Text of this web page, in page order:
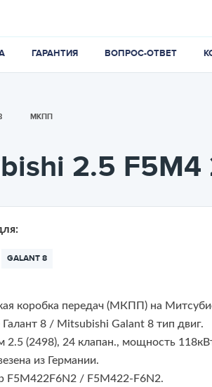
ГАРАНТИЯ ВОПРОС-ОТВЕТ
МКПП
2.5 F5M4
GALANT 8
коробка передач (МКПП) на
8 / Mitsubishi Galant 8тип двиг.
2.5 (2498), 24 клапан., мощность
из Германии.
F5M422F6N2 / F5M422-F6N2.